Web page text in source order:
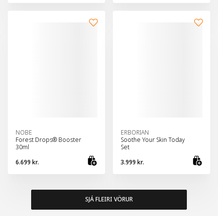
NOBE
Forest Drops® Booster
30ml
6.699 kr.
ERBORIAN
Soothe Your Skin Today
Set
3.999 kr.
SJÁ FLEIRI VÖRUR